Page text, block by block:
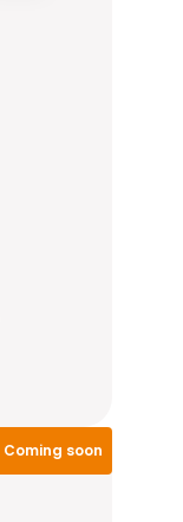
Coming soon